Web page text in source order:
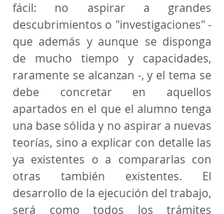
fácil: no aspirar a grandes
descubrimientos o "investigaciones" -
que además y aunque se disponga
de mucho tiempo y capacidades,
raramente se alcanzan -, y el tema se
debe concretar en aquellos
apartados en el que el alumno tenga
una base sólida y no aspirar a nuevas
teorías, sino a explicar con detalle las
ya existentes o a compararlas con
otras también existentes. El
desarrollo de la ejecución del trabajo,
será como todos los trámites